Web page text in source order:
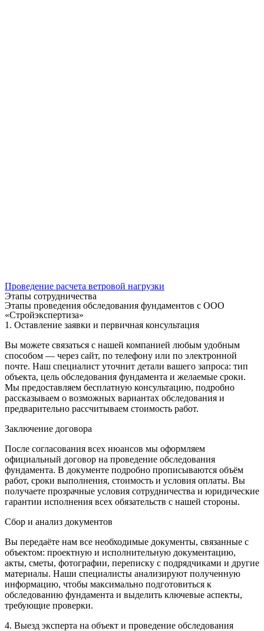
Проведение расчета ветровой нагрузки
Этапы сотрудничества
Этапы проведения обследования фундаментов с ООО
«Стройэкспертиза»
1. Оставление заявки и первичная консультация
Вы можете связаться с нашей компанией любым удобным
способом — через сайт, по телефону или по электронной
почте. Наш специалист уточнит детали вашего запроса: тип
объекта, цель обследования фундамента и желаемые сроки.
Мы предоставляем бесплатную консультацию, подробно
рассказываем о возможных вариантах обследования и
предварительно рассчитываем стоимость работ.
Заключение договора
После согласования всех нюансов мы оформляем
официальный договор на проведение обследования
фундамента. В документе подробно прописываются объём
работ, сроки выполнения, стоимость и условия оплаты. Вы
получаете прозрачные условия сотрудничества и юридические
гарантии исполнения всех обязательств с нашей стороны.
Сбор и анализ документов
Вы передаёте нам все необходимые документы, связанные с
объектом: проектную и исполнительную документацию,
акты, сметы, фотографии, переписку с подрядчиками и другие
материалы. Наши специалисты анализируют полученную
информацию, чтобы максимально подготовиться к
обследованию фундамента и выделить ключевые аспекты,
требующие проверки.
4. Выезд эксперта на объект и проведение обследования